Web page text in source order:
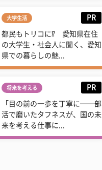
大学生活 PR
都民もトリコに⁉ 愛知県在住
の大学生・社会人に聞く、愛知
県での暮らしの魅...
将来を考える PR
「目の前の一歩を丁寧に──部
活で磨いたタフネスが、国の未
来を考える仕事に...